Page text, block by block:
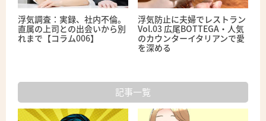
浮気調査：実録、社内不倫。
直属の上司との出会いから別
れまで【コラム006】
浮気防止に夫婦でレストラン
Vol.03 広尾BOTTEGA・人気
のカウンターイタリアンで愛
を深める
記事一覧